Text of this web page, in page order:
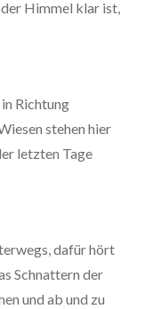
Himmel klar ist,
Richtung
stehen hier
letzten Tage
dafür hört
Schnattern der
und ab und zu